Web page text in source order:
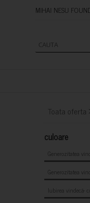
MIHAI
Toata oferta
culoare
Generozitatea
Generozitatea
Iubirea vindecă-